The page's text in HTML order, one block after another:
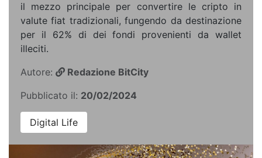
il mezzo principale per convertire le cripto in
valute fiat tradizionali, fungendo da destinazione
per il 62% di dei fondi provenienti da wallet
illeciti.
Autore:
Redazione BitCity
Pubblicato il: 20/02/2024
Digital Life